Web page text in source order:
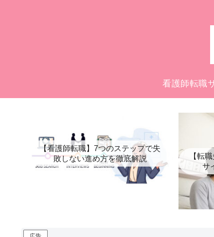
看護師転職
【看護師転職】7つのステップで失
敗しない進め方を徹底解説
【転
サ